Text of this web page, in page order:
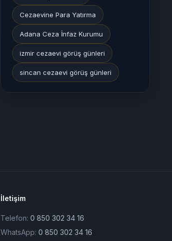
Cezaevine Para Yatırma
Adana Ceza İnfaz Kurumu
izmir cezaevi görüş günleri
sincan cezaevi görüş günleri
İletişim
Telefon: 0 850 302 34 16
WhatsApp: 0 850 302 34 16